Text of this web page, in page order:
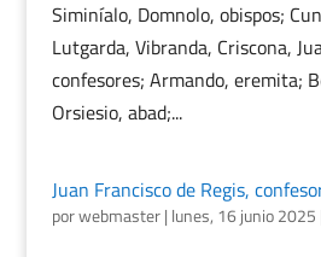
Siminíalo, Domnolo, obispos;
Lutgarda, Vibranda, Criscona,
confesores; Armando, eremita;
Orsiesio, abad;...
Juan Francisco de Regis,
porwebmaster| lunes, 16 junio 2025